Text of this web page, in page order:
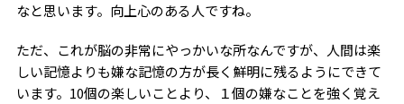
なと思います。向上心のある人ですね。
ただ、これが脳の非常にやっかいな所なんですが、人間は楽
しい記憶よりも嫌な記憶の方が長く鮮明に残るようにできて
います。10個の楽しいことより、１個の嫌なことを強く覚え